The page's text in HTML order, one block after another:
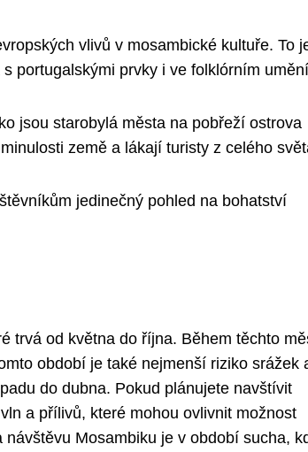
vlivů v mosambické kultuře. To
portugalskými prvky i ve folklórním
jsou starobylá města na pobřeží ostrova
země a lákají turisty z celého
jedinečný pohled na bohatství
trvá od května do října. Během těchto
období je také nejmenší riziko srážek
do dubna. Pokud plánujete navštívit
a přílivů, které mohou ovlivnit možnost
Mosambiku je v období sucha,